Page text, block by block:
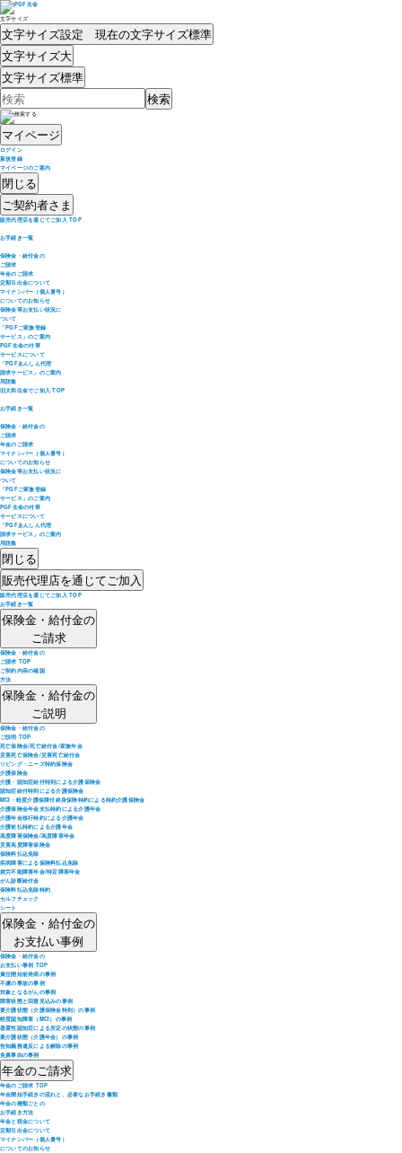
文字サイズ
文字サイズ設定 現在の文字サイズ標準
文字サイズ大
文字サイズ標準
マイページ
ログイン
新規登録
マイページのご案内
閉じる
ご契約者さま
販売代理店を通じてご加入 TOP
お手続き一覧
保険金・給付金の
ご請求
年金のご請求
定期引出金について
マイナンバー（個人番号）
についてのお知らせ
保険金等お支払い状況に
ついて
「PGFご家族登録
サービス」のご案内
PGF生命の付帯
サービスについて
「PGFあんしん代理
請求サービス」のご案内
用語集
旧大和生命でご加入 TOP
お手続き一覧
保険金・給付金の
ご請求
年金のご請求
マイナンバー（個人番号）
についてのお知らせ
保険金等お支払い状況に
ついて
「PGFご家族登録
サービス」のご案内
PGF生命の付帯
サービスについて
「PGFあんしん代理
請求サービス」のご案内
用語集
閉じる
販売代理店を通じてご加入
販売代理店を通じてご加入 TOP
お手続き一覧
保険金・給付金の
ご請求
保険金・給付金の
ご請求 TOP
ご契約内容の確認
方法
保険金・給付金の
ご説明
保険金・給付金の
ご説明 TOP
死亡保険金/死亡給付金/家族年金
災害死亡保険金/災害死亡給付金
リビング・ニーズ特約保険金
介護保険金
介護・認知症給付特則による介護保険金
認知症給付特則による介護保険金
MCI・軽度介護保障付終身保険特約による特約介護保険金
介護保険金年金支払特約による介護年金
介護年金移行特約による介護年金
介護前払特約による介護年金
高度障害保険金/高度障害年金
災害高度障害保険金
保険料払込免除
疾病障害による保険料払込免除
就労不能障害年金/特定障害年金
がん診断給付金
保険料払込免除特約
セルフチェック
シート
保険金・給付金の
お支払い事例
保険金・給付金の
お支払い事例 TOP
責任開始前発病の事例
不慮の事故の事例
対象となるがんの事例
障害状態と回復見込みの事例
要介護状態（介護保険金特則）の事例
軽度認知障害（MCI）の事例
器質性認知症による所定の状態の事例
要介護状態（介護年金）の事例
告知義務違反による解除の事例
免責事由の事例
年金のご請求
年金のご請求 TOP
年金開始手続きの流れと、必要なお手続き書類
年金の種類ごとの
お手続き方法
年金と税金について
定期引出金について
マイナンバー（個人番号）
についてのお知らせ